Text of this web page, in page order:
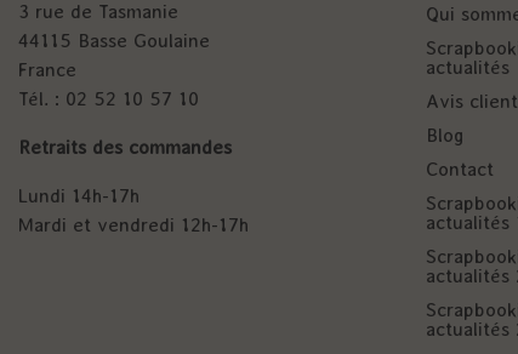
3 rue de Tasmanie
44115 Basse Goulaine
France
Tél. : 02 52 10 57 10
Retraits des commandes
Lundi 14h-17h
Mardi et vendredi 12h-17h
Qui
actualités
Avis
Blog
Contact
actualités
actualités
actualités